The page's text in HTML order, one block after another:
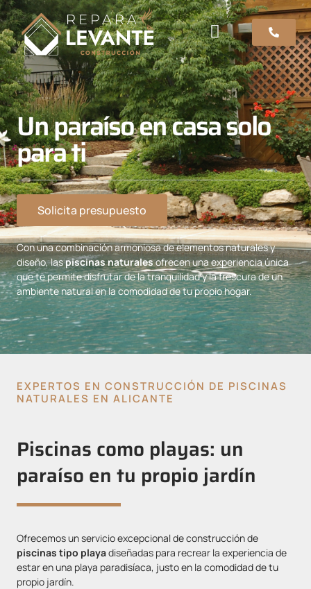
Un paraíso en casa solo
para ti
Solicita presupuesto
Con una combinación armoniosa de elementos naturales y
diseño, laspiscinas naturalesofrecen una experiencia única
que te permite disfrutar de la tranquilidad y la frescura de un
ambiente natural en la comodidad de tu propio hogar.
EXPERTOS EN CONSTRUCCIÓN DE PISCINAS
NATURALES EN ALICANTE
Piscinas como playas: un
paraíso en tu propio jardín
Ofrecemos un servicio excepcional de construcción de
piscinas tipo playadiseñadas para recrear la experiencia de
estar en una playa paradisíaca, justo en la comodidad de tu
propio jardín.